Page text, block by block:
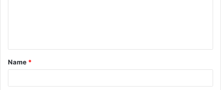
t
*
Name *